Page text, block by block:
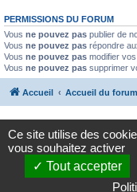
PERMISSIONS DU FORUM
Vous ne pouvez pas publier de
Vous ne pouvez pas répondre
Vous ne pouvez pas modifier
Vous ne pouvez pas supprimer
Accueil Accueil du forum
Google
Développé par
Ce site utilise des
vous souhaitez activer
Tout accepter